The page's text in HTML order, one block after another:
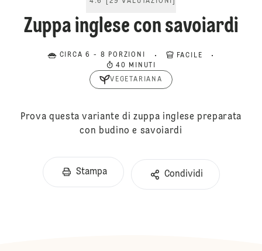
Zuppa inglese con savoiardi
CIRCA 6 - 8 PORZIONI
FACILE
40 MINUTI
VEGETARIANA
Prova questa variante di zuppa inglese preparata
con budino e savoiardi
Stampa Condividi